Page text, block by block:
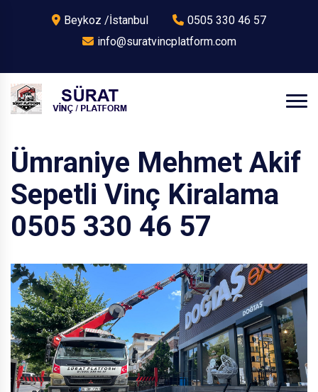
Beykoz /İstanbul
0505 330 46 57
info@suratvincplatform.com
Ümraniye Mehmet Akif
Sepetli Vinç Kiralama
0505 330 46 57